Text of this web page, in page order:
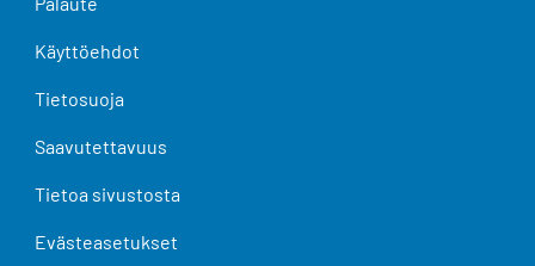
Käyttöehdot
Tietosuoja
Saavutettavuus
Tietoa sivustosta
Evästeasetukset